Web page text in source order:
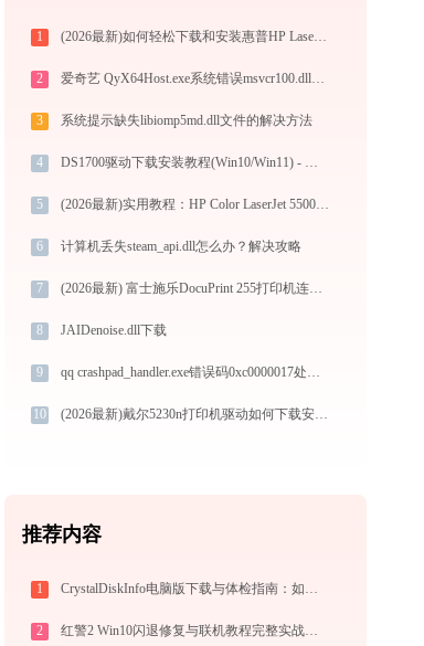
1 (2026最新)如何轻松下载和安装惠普HP Laser NS MFP 1005c打印机驱动？跟着这篇指南走
2 爱奇艺 QyX64Host.exe系统错误msvcr100.dll丢失如何解决
3 系统提示缺失libiomp5md.dll文件的解决方法
4 DS1700驱动下载安装教程(Win10/Win11) - 官方安全下载指南
5 (2026最新)实用教程：HP Color LaserJet 5500打印机驱动的下载与安装技巧
6 计算机丢失steam_api.dll怎么办？解决攻略
7 (2026最新) 富士施乐DocuPrint 255打印机连接问题解决方法-金山毒霸
8 JAIDenoise.dll下载
9 qq crashpad_handler.exe错误码0xc0000017处理办法
10 (2026最新)戴尔5230n打印机驱动如何下载安装？这里有你需要的所有信息
推荐内容
1 CrystalDiskInfo电脑版下载与体检指南：如何一键检测硬盘健康度与温度
2 红警2 Win10闪退修复与联机教程完整实战方案